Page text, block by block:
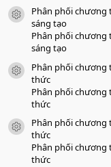
a
icon tài liệu
Phân phối chương
sáng tạo
Phân phối chương
sáng tạo
icon tài liệu
Phân phối chương
thức
Phân phối chương
thức
icon tài liệu
Phân phối chương
thức
Phân phối chương
thức